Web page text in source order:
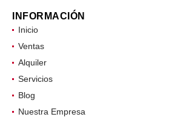
INFORMACIÓN
Inicio
Ventas
Alquiler
Servicios
Blog
Nuestra Empresa